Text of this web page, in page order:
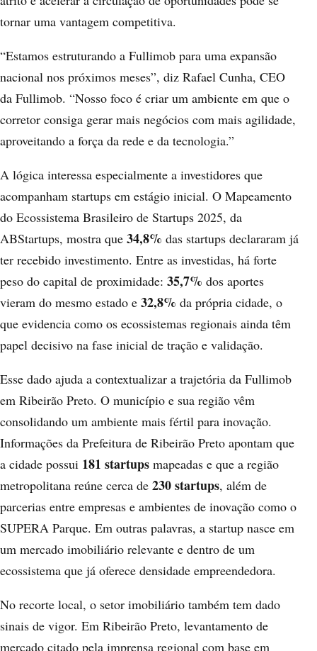
tornar uma vantagem competitiva.
“Estamos estruturando a Fullimob para uma expansão
nacional nos próximos meses”, diz Rafael Cunha, CEO
da Fullimob. “Nosso foco é criar um ambiente em que o
corretor consiga gerar mais negócios com mais agilidade,
aproveitando a força da rede e da tecnologia.”
A lógica interessa especialmente a investidores que
acompanham startups em estágio inicial. O Mapeamento
do Ecossistema Brasileiro de Startups 2025, da
ABStartups, mostra que 34,8% das startups declararam já
ter recebido investimento. Entre as investidas, há forte
peso do capital de proximidade: 35,7% dos aportes
vieram do mesmo estado e 32,8% da própria cidade, o
que evidencia como os ecossistemas regionais ainda têm
papel decisivo na fase inicial de tração e validação.
Esse dado ajuda a contextualizar a trajetória da Fullimob
em Ribeirão Preto. O município e sua região vêm
consolidando um ambiente mais fértil para inovação.
Informações da Prefeitura de Ribeirão Preto apontam que
a cidade possui 181 startups mapeadas e que a região
metropolitana reúne cerca de 230 startups, além de
parcerias entre empresas e ambientes de inovação como o
SUPERA Parque. Em outras palavras, a startup nasce em
um mercado imobiliário relevante e dentro de um
ecossistema que já oferece densidade empreendedora.
No recorte local, o setor imobiliário também tem dado
sinais de vigor. Em Ribeirão Preto, levantamento de
mercado citado pela imprensa regional com base em